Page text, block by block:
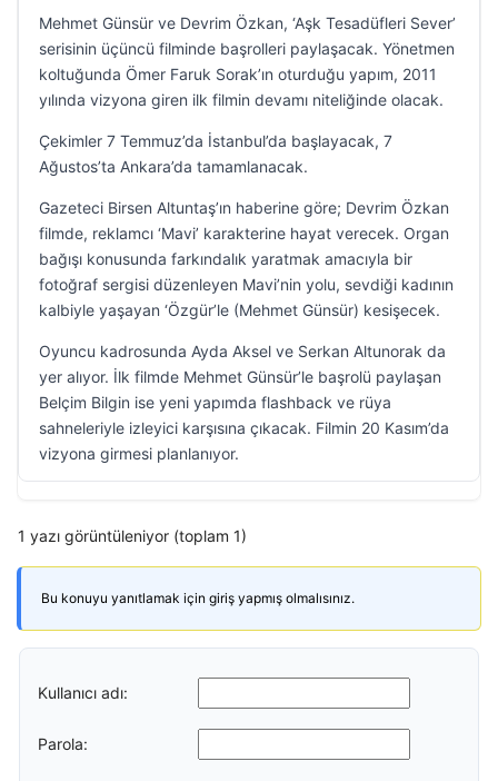
Mehmet Günsür ve Devrim Özkan, ‘Aşk Tesadüfleri Sever’
serisinin üçüncü filminde başrolleri paylaşacak. Yönetmen
koltuğunda Ömer Faruk Sorak’ın oturduğu yapım, 2011
yılında vizyona giren ilk filmin devamı niteliğinde olacak.
Çekimler 7 Temmuz’da İstanbul’da başlayacak, 7
Ağustos’ta Ankara’da tamamlanacak.
Gazeteci Birsen Altuntaş’ın haberine göre; Devrim Özkan
filmde, reklamcı ‘Mavi’ karakterine hayat verecek. Organ
bağışı konusunda farkındalık yaratmak amacıyla bir
fotoğraf sergisi düzenleyen Mavi’nin yolu, sevdiği kadının
kalbiyle yaşayan ‘Özgür’le (Mehmet Günsür) kesişecek.
Oyuncu kadrosunda Ayda Aksel ve Serkan Altunorak da
yer alıyor. İlk filmde Mehmet Günsür’le başrolü paylaşan
Belçim Bilgin ise yeni yapımda flashback ve rüya
sahneleriyle izleyici karşısına çıkacak. Filmin 20 Kasım’da
vizyona girmesi planlanıyor.
1 yazı görüntüleniyor (toplam 1)
Bu konuyu yanıtlamak için giriş yapmış olmalısınız.
Kullanıcı adı:
Parola: